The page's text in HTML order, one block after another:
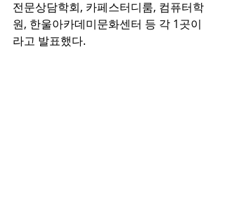
전문상담학회, 카페스터디룸, 컴퓨터학
원, 한울아카데미문화센터 등 각 1곳이
라고 발표했다.